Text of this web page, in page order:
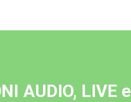
AUDIO, LIVE e